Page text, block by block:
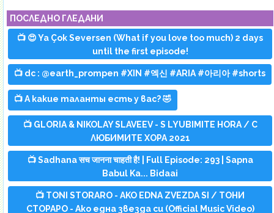
ПОСЛЕДНО ГЛЕДАНИ
📺 😍 Ya Çok Seversen (What if you love too much) 2 days
until the first episode!
📺 dc : @earth_prompen #XIN #엑신 #ARIA #아리아 #shorts
📺 А какие таланты есть у вас? 🤣
📺 GLORIA & NIKOLAY SLAVEEV - S LYUBIMITE HORA / С
ЛЮБИМИТЕ ХОРА 2021
📺 Sadhana सच जानना चाहती है! | Full Episode: 293 | Sapna
Babul Ka... Bidaai
📺 TONI STORARO - AKO EDNA ZVEZDA SI / ТОНИ
СТОРАРО - Ако една звезда си (Official Music Video)